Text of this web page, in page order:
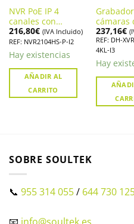
NVR PoE IP 4
canales con
resolución de
hasta 12MPX
DAHUA.
NVR2104HS-P-I2
216,80€ (IVA Incluido)
REF: NVR2104HS-P-I2
Hay existencias
AÑADIR AL
CARRITO
cámaras
Dahua
237,16€
REF: DH-
4KL-I3
Hay
SOBRE SOULTEK
📞 955 314 055/ 644 730